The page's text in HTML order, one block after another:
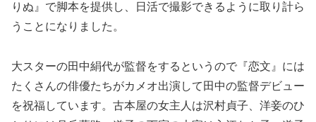
りぬ』で脚本を提供し、日活で撮影できるように取り計ら
うことになりました。
大スターの田中絹代が監督をするというので『恋文』には
たくさんの俳優たちがカメオ出演して田中の監督デビュー
を祝福しています。古本屋の女主人は沢村貞子、洋妾のひ